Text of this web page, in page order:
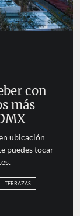
con
más
ubicación
puedes tocar
TERRAZAS